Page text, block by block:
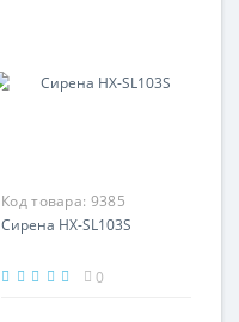
Код товара: 9385
Сирена HX-SL103S
0